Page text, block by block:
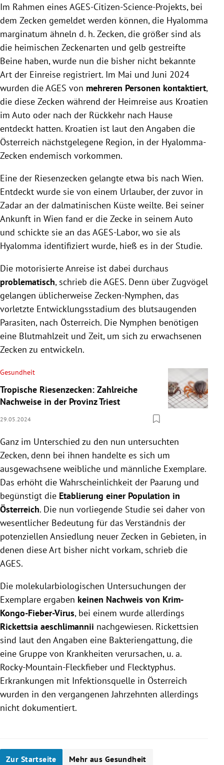
Im Rahmen eines AGES-Citizen-Science-Projekts, bei
dem Zecken gemeldet werden können, die Hyalomma
marginatum ähneln d. h. Zecken, die größer sind als
die heimischen Zeckenarten und gelb gestreifte
Beine haben, wurde nun die bisher nicht bekannte
Art der Einreise registriert. Im Mai und Juni 2024
wurden die AGES von mehreren Personen kontaktiert,
die diese Zecken während der Heimreise aus Kroatien
im Auto oder nach der Rückkehr nach Hause
entdeckt hatten. Kroatien ist laut den Angaben die
Österreich nächstgelegene Region, in der Hyalomma-
Zecken endemisch vorkommen.
Eine der Riesenzecken gelangte etwa bis nach Wien.
Entdeckt wurde sie von einem Urlauber, der zuvor in
Zadar an der dalmatinischen Küste weilte. Bei seiner
Ankunft in Wien fand er die Zecke in seinem Auto
und schickte sie an das AGES-Labor, wo sie als
Hyalomma identifiziert wurde, hieß es in der Studie.
Die motorisierte Anreise ist dabei durchaus
problematisch, schrieb die AGES. Denn über Zugvögel
gelangen üblicherweise Zecken-Nymphen, das
vorletzte Entwicklungsstadium des blutsaugenden
Parasiten, nach Österreich. Die Nymphen benötigen
eine Blutmahlzeit und Zeit, um sich zu erwachsenen
Zecken zu entwickeln.
Gesundheit
Tropische Riesenzecken: Zahlreiche
Nachweise in der Provinz Triest
29.05.2024
Ganz im Unterschied zu den nun untersuchten
Zecken, denn bei ihnen handelte es sich um
ausgewachsene weibliche und männliche Exemplare.
Das erhöht die Wahrscheinlichkeit der Paarung und
begünstigt die Etablierung einer Population in
Österreich. Die nun vorliegende Studie sei daher von
wesentlicher Bedeutung für das Verständnis der
potenziellen Ansiedlung neuer Zecken in Gebieten, in
denen diese Art bisher nicht vorkam, schrieb die
AGES.
Die molekularbiologischen Untersuchungen der
Exemplare ergaben keinen Nachweis von Krim-
Kongo-Fieber-Virus, bei einem wurde allerdings
Rickettsia aeschlimannii nachgewiesen. Rickettsien
sind laut den Angaben eine Bakteriengattung, die
eine Gruppe von Krankheiten verursachen, u. a.
Rocky-Mountain-Fleckfieber und Flecktyphus.
Erkrankungen mit Infektionsquelle in Österreich
wurden in den vergangenen Jahrzehnten allerdings
nicht dokumentiert.
Zur Startseite Mehr aus Gesundheit